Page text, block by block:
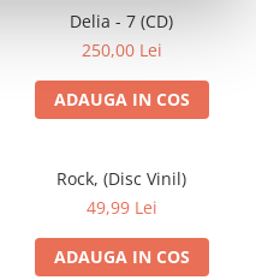
Delia - 7 (CD)
250,00 Lei
ADAUGA IN COS
Rock, (Disc Vinil)
49,99 Lei
ADAUGA IN COS